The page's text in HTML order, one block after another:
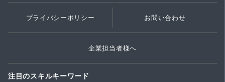
プライバシーポリシー お問い合わせ
企業担当者様へ
注目のスキルキーワード